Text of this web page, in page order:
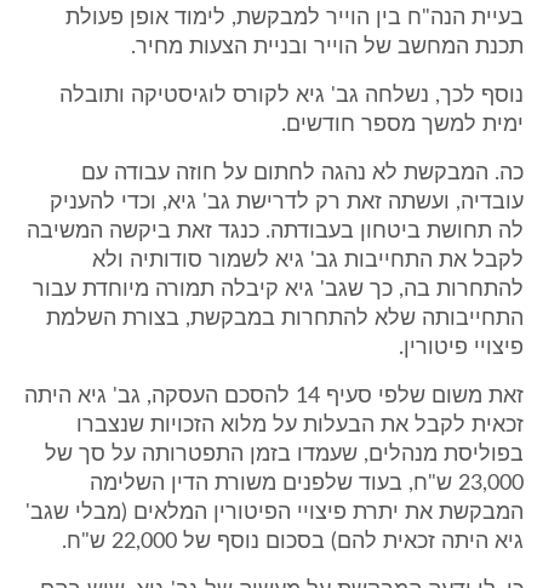
בעיית הנה"ח בין הוייר למבקשת, לימוד אופן פעולת
תכנת המחשב של הוייר ובניית הצעות מחיר.
נוסף לכך, נשלחה גב' גיא לקורס לוגיסטיקה ותובלה
ימית למשך מספר חודשים.
כה. המבקשת לא נהגה לחתום על חוזה עבודה עם
עובדיה, ועשתה זאת רק לדרישת גב' גיא, וכדי להעניק
לה תחושת ביטחון בעבודתה. כנגד זאת ביקשה המשיבה
לקבל את התחייבות גב' גיא לשמור סודותיה ולא
להתחרות בה, כך שגב' גיא קיבלה תמורה מיוחדת עבור
התחייבותה שלא להתחרות במבקשת, בצורת השלמת
פיצויי פיטורין.
זאת משום שלפי סעיף 14 להסכם העסקה, גב' גיא היתה
זכאית לקבל את הבעלות על מלוא הזכויות שנצברו
בפוליסת מנהלים, שעמדו בזמן התפטרותה על סך של
23,000 ש"ח, בעוד שלפנים משורת הדין השלימה
המבקשת את יתרת פיצויי הפיטורין המלאים (מבלי שגב'
גיא היתה זכאית להם) בסכום נוסף של 22,000 ש"ח.